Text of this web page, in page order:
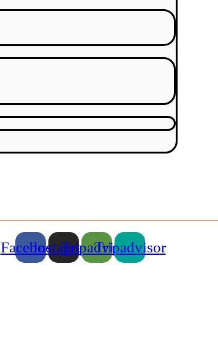
FacebookInstagram
Tripadvisor
Tripadvisor